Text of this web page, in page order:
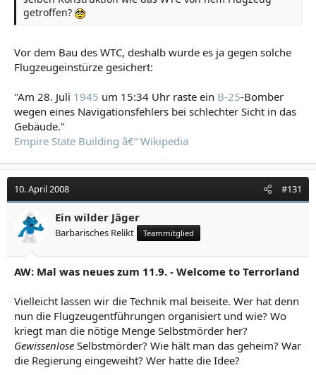
getroffen?
Vor dem Bau des WTC, deshalb wurde es ja gegen solche
Flugzeugeinstürze gesichert:
"Am 28. Juli 1945 um 15:34 Uhr raste ein B-25-Bomber
wegen eines Navigationsfehlers bei schlechter Sicht in das
Gebäude."
Empire State Building â€“ Wikipedia
10. April 2008 #131
Ein wilder Jäger
Barbarisches Relikt Teammitglied
AW: Mal was neues zum 11.9. - Welcome to Terrorland
Vielleicht lassen wir die Technik mal beiseite. Wer hat denn
nun die Flugzeugentführungen organisiert und wie? Wo
kriegt man die nötige Menge Selbstmörder her?
Gewissenlose Selbstmörder? Wie hält man das geheim? War
die Regierung eingeweiht? Wer hatte die Idee?